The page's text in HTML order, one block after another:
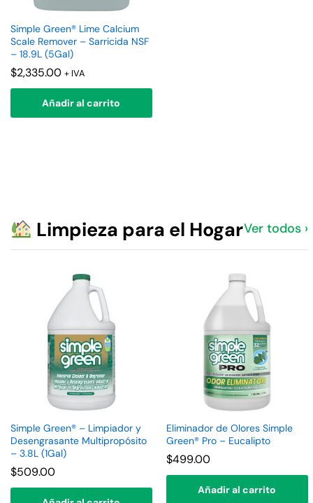
Simple Green® Lime Calcium
Scale Remover – Sarricida NSF
– 18.9L (5Gal)
$2,335.00 + IVA
Añadir al carrito
Limpieza para el HogarVer todos ›
Simple Green® – Limpiador y
Desengrasante Multipropósito
– 3.8L (1Gal)
$509.00
Eliminador de Olores Simple
Green® Pro – Eucalipto
$499.00
Añadir al carrito